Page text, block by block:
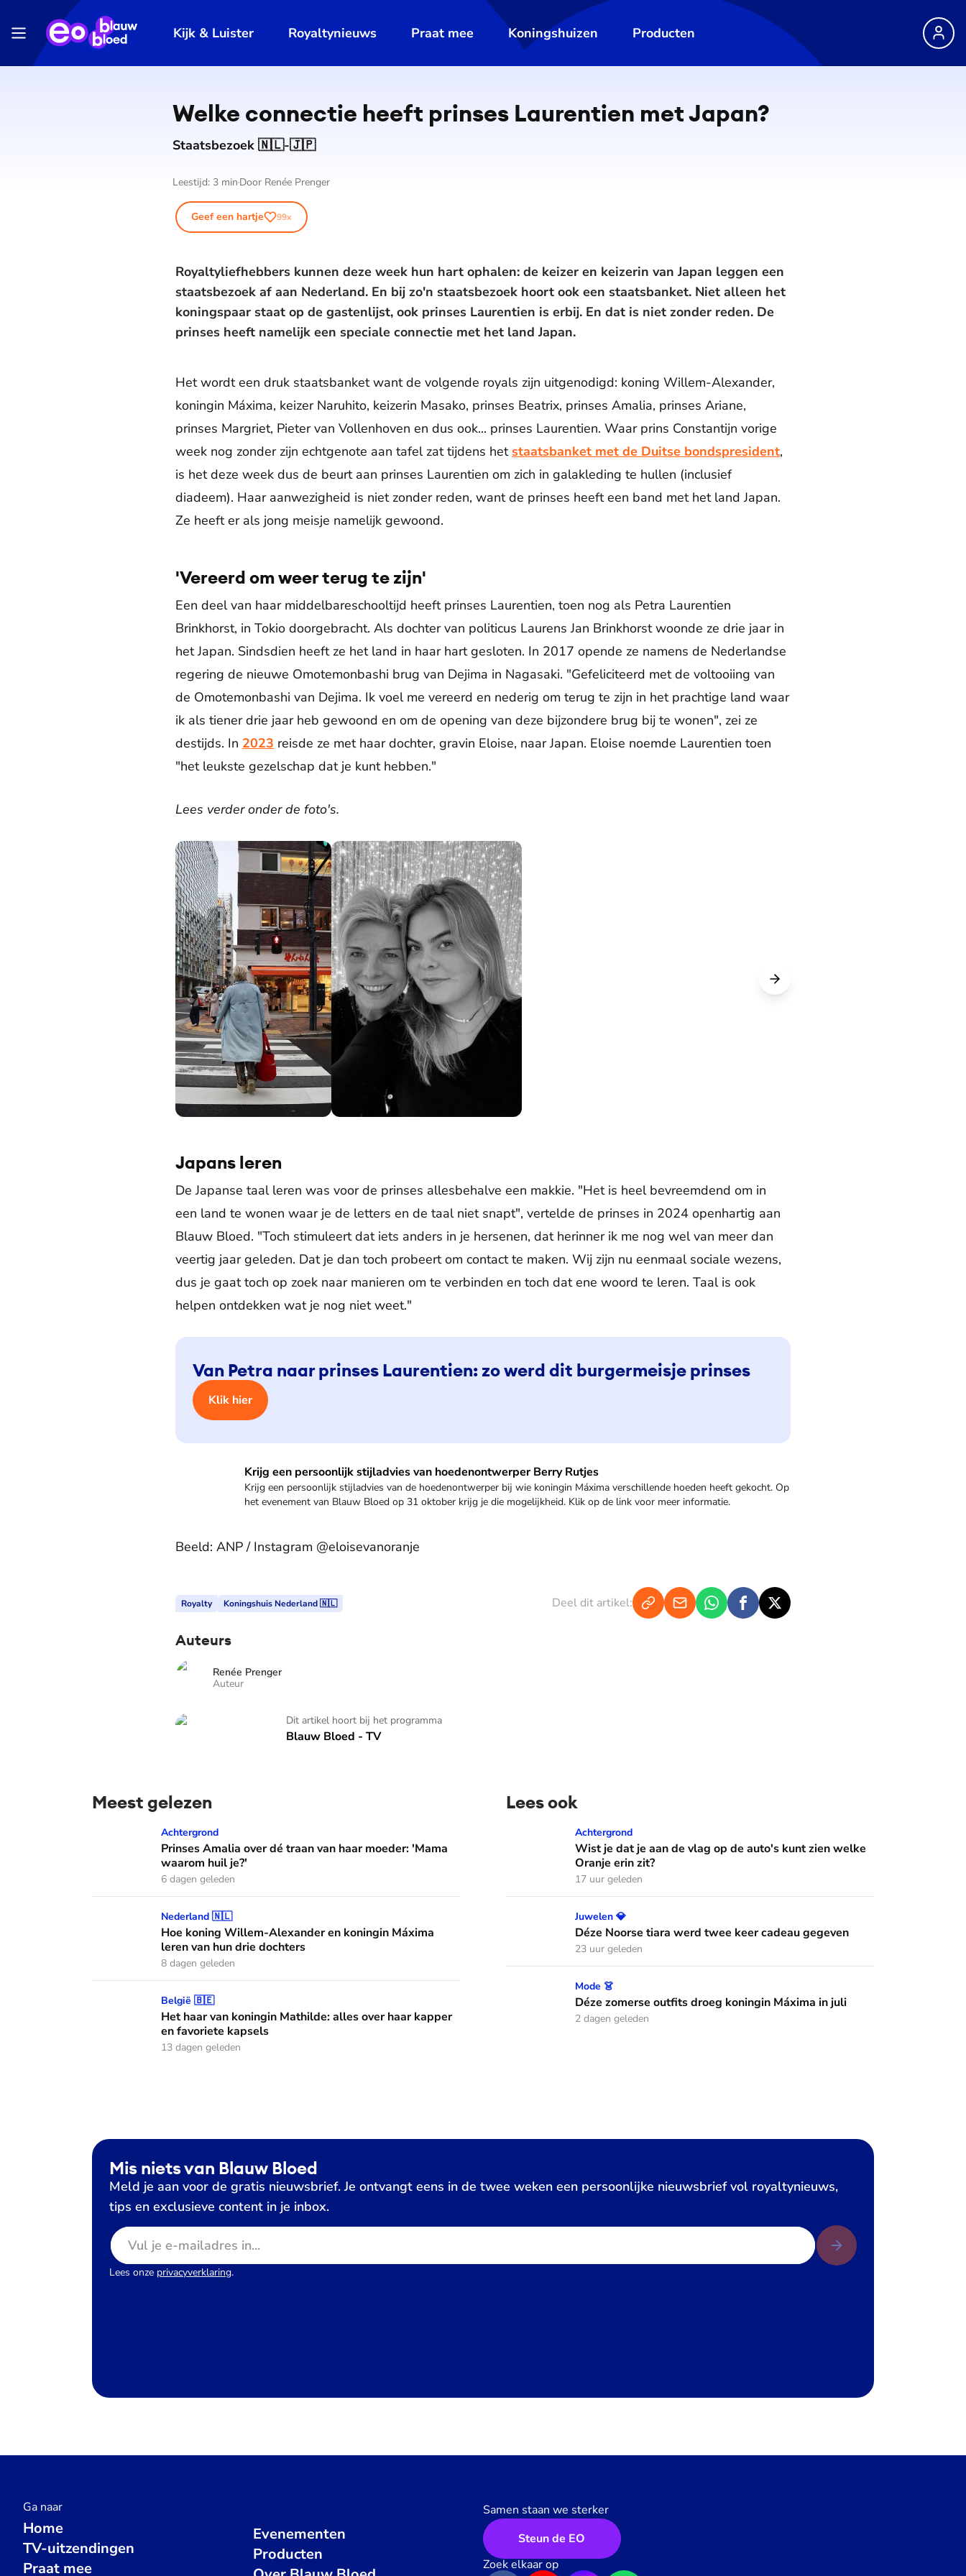
Kijk & Luister Royaltynieuws Praat mee Koningshuizen Producten
Welke connectie heeft prinses Laurentien met Japan?
Staatsbezoek 🇳🇱-🇯🇵
Leestijd: 3 min Door Renée Prenger
Geef een hartje 99x
Royaltyliefhebbers kunnen deze week hun hart ophalen: de keizer en keizerin van Japan leggen een
staatsbezoek af aan Nederland. En bij zo'n staatsbezoek hoort ook een staatsbanket. Niet alleen het
koningspaar staat op de gastenlijst, ook prinses Laurentien is erbij. En dat is niet zonder reden. De
prinses heeft namelijk een speciale connectie met het land Japan.
Het wordt een druk staatsbanket want de volgende royals zijn uitgenodigd: koning Willem-Alexander,
koningin Máxima, keizer Naruhito, keizerin Masako, prinses Beatrix, prinses Amalia, prinses Ariane,
prinses Margriet, Pieter van Vollenhoven en dus ook... prinses Laurentien. Waar prins Constantijn vorige
week nog zonder zijn echtgenote aan tafel zat tijdens het staatsbanket met de Duitse bondspresident,
is het deze week dus de beurt aan prinses Laurentien om zich in galakleding te hullen (inclusief
diadeem). Haar aanwezigheid is niet zonder reden, want de prinses heeft een band met het land Japan.
Ze heeft er als jong meisje namelijk gewoond.
'Vereerd om weer terug te zijn'
Een deel van haar middelbareschooltijd heeft prinses Laurentien, toen nog als Petra Laurentien
Brinkhorst, in Tokio doorgebracht. Als dochter van politicus Laurens Jan Brinkhorst woonde ze drie jaar in
het Japan. Sindsdien heeft ze het land in haar hart gesloten. In 2017 opende ze namens de Nederlandse
regering de nieuwe Omotemonbashi brug van Dejima in Nagasaki. "Gefeliciteerd met de voltooiing van
de Omotemonbashi van Dejima. Ik voel me vereerd en nederig om terug te zijn in het prachtige land waar
ik als tiener drie jaar heb gewoond en om de opening van deze bijzondere brug bij te wonen", zei ze
destijds. In 2023 reisde ze met haar dochter, gravin Eloise, naar Japan. Eloise noemde Laurentien toen
"het leukste gezelschap dat je kunt hebben."
Lees verder onder de foto's.
Japans leren
De Japanse taal leren was voor de prinses allesbehalve een makkie. "Het is heel bevreemdend om in
een land te wonen waar je de letters en de taal niet snapt", vertelde de prinses in 2024 openhartig aan
Blauw Bloed. "Toch stimuleert dat iets anders in je hersenen, dat herinner ik me nog wel van meer dan
veertig jaar geleden. Dat je dan toch probeert om contact te maken. Wij zijn nu eenmaal sociale wezens,
dus je gaat toch op zoek naar manieren om te verbinden en toch dat ene woord te leren. Taal is ook
helpen ontdekken wat je nog niet weet."
Van Petra naar prinses Laurentien: zo werd dit burgermeisje prinses
Klik hier
Krijg een persoonlijk stijladvies van hoedenontwerper Berry Rutjes
Krijg een persoonlijk stijladvies van de hoedenontwerper bij wie koningin Máxima verschillende hoeden heeft gekocht. Op
het evenement van Blauw Bloed op 31 oktober krijg je die mogelijkheid. Klik op de link voor meer informatie.
Meer informatie
Beeld: ANP / Instagram @eloisevanoranje
Royalty Koningshuis Nederland 🇳🇱 Deel dit artikel:
Auteurs
Renée Prenger
Auteur
Dit artikel hoort bij het programma
Blauw Bloed - TV
Blauw Bloed - TV
Meest gelezen
Prinses Amalia over dé traan van haar moeder: 'Mama waarom huil je?'
Achtergrond
Prinses Amalia over dé traan van haar moeder: 'Mama
waarom huil je?'
6 dagen geleden
Hoe koning Willem-Alexander en koningin Máxima leren van hun drie dochters
Nederland 🇳🇱
Hoe koning Willem-Alexander en koningin Máxima
leren van hun drie dochters
8 dagen geleden
Het haar van koningin Mathilde: alles over haar kapper en favoriete kapsels
België 🇧🇪
Het haar van koningin Mathilde: alles over haar kapper
en favoriete kapsels
13 dagen geleden
Lees ook
Wist je dat je aan de vlag op de auto's kunt zien welke Oranje erin zit?
Achtergrond
Wist je dat je aan de vlag op de auto's kunt zien welke
Oranje erin zit?
17 uur geleden
Déze Noorse tiara werd twee keer cadeau gegeven
Juwelen 💎
Déze Noorse tiara werd twee keer cadeau gegeven
23 uur geleden
Déze zomerse outfits droeg koningin Máxima in juli
Mode 👗
Déze zomerse outfits droeg koningin Máxima in juli
2 dagen geleden
Mis niets van Blauw Bloed
Meld je aan voor de gratis nieuwsbrief. Je ontvangt eens in de twee weken een persoonlijke nieuwsbrief vol royaltynieuws,
tips en exclusieve content in je inbox.
E-mailadres
Lees onze privacyverklaring.
Ga naar
Home
TV-uitzendingen
Praat mee
Evenementen
Producten
Samen staan we sterker
Steun de EO
Zoek elkaar op